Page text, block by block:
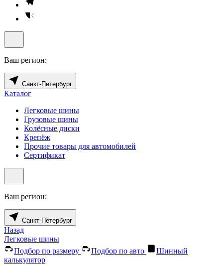
Ваш регион:
Санкт-Петербург
Каталог
Легковые шины
Грузовые шины
Колёсные диски
Крепёж
Прочие товары для автомобилей
Сертификат
Ваш регион:
Санкт-Петербург
Назад
Легковые шины
Подбор по размеру
Подбор по авто
Шинный
калькулятор